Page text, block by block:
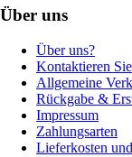
Über uns
Über uns?
Kontaktieren
Allgemeine
Rückgabe &
Impressum
Zahlungsarten
Lieferkosten